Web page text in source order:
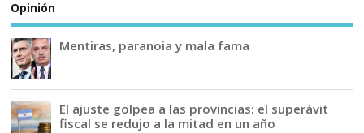
Opinión
Mentiras, paranoia y mala fama
El ajuste golpea a las provincias: el superávit
fiscal se redujo a la mitad en un año